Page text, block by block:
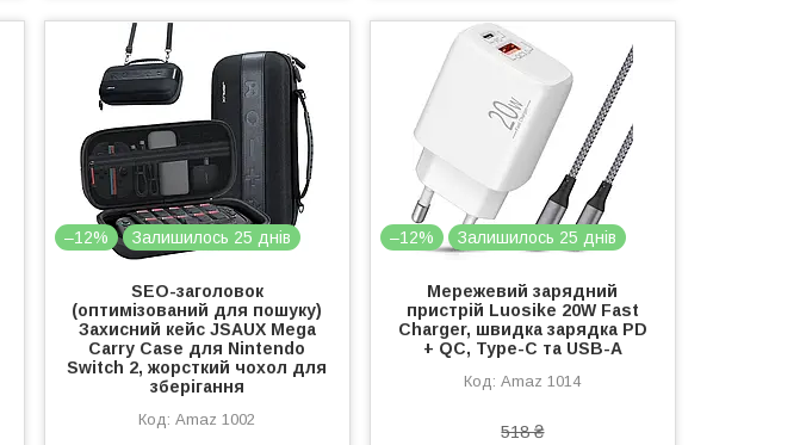
–12% Залишилось 25 днів
SEO-заголовок
(оптимізований для пошуку)
Захисний кейс JSAUX Mega
Carry Case для Nintendo
Switch 2, жорсткий чохол для
зберігання
Amaz 1002
–12% Залишилось 25 днів
Мережевий зарядний
пристрій Luosike 20W Fast
Charger, швидка зарядка PD
+ QC, Type-C та USB-A
Amaz 1014
518 ₴